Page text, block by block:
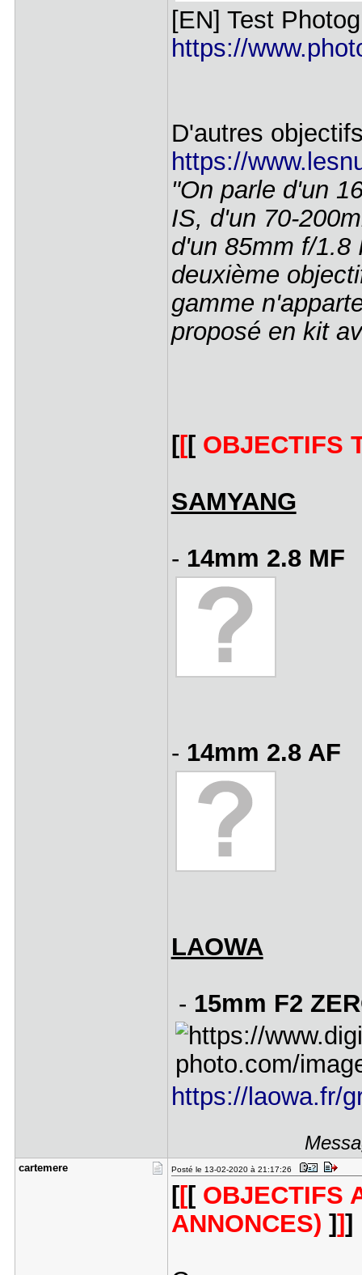
[EN] Test
https://
D'autres
https://
"On parle d'un
IS, d'un 70-
d'un 85mm f/1.8
deuxième
gamme
proposé en kit
[[[ OBJECTIFS
SAMYANG
- 14mm 2.8 MF
- 14mm 2.8 AF
LAOWA
- 15mm F2
https://laowa.fr/
cartemere Posté le 13-02-2020 à 21:17:26
[[[ OBJECTIFS
ANNONCES) ]]]